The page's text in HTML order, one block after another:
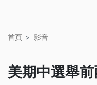
首頁 影音
美期中選舉